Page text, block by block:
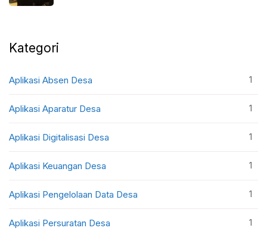
Kategori
Aplikasi Absen Desa 1
Aplikasi Aparatur Desa 1
Aplikasi Digitalisasi Desa 1
Aplikasi Keuangan Desa 1
Aplikasi Pengelolaan Data Desa 1
Aplikasi Persuratan Desa 1